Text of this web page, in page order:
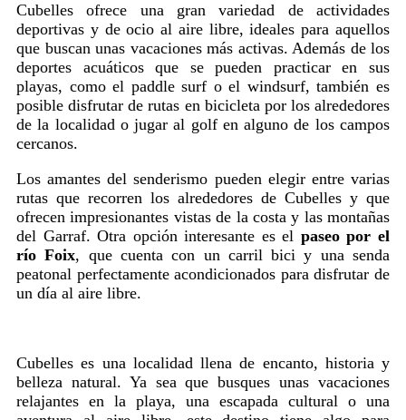
Cubelles ofrece una gran variedad de actividades
deportivas y de ocio al aire libre, ideales para aquellos
que buscan unas vacaciones más activas. Además de los
deportes acuáticos que se pueden practicar en sus
playas, como el paddle surf o el windsurf, también es
posible disfrutar de rutas en bicicleta por los alrededores
de la localidad o jugar al golf en alguno de los campos
cercanos.
Los amantes del senderismo pueden elegir entre varias
rutas que recorren los alrededores de Cubelles y que
ofrecen impresionantes vistas de la costa y las montañas
del Garraf. Otra opción interesante es el paseo por el
río Foix, que cuenta con un carril bici y una senda
peatonal perfectamente acondicionados para disfrutar de
un día al aire libre.
Cubelles es una localidad llena de encanto, historia y
belleza natural. Ya sea que busques unas vacaciones
relajantes en la playa, una escapada cultural o una